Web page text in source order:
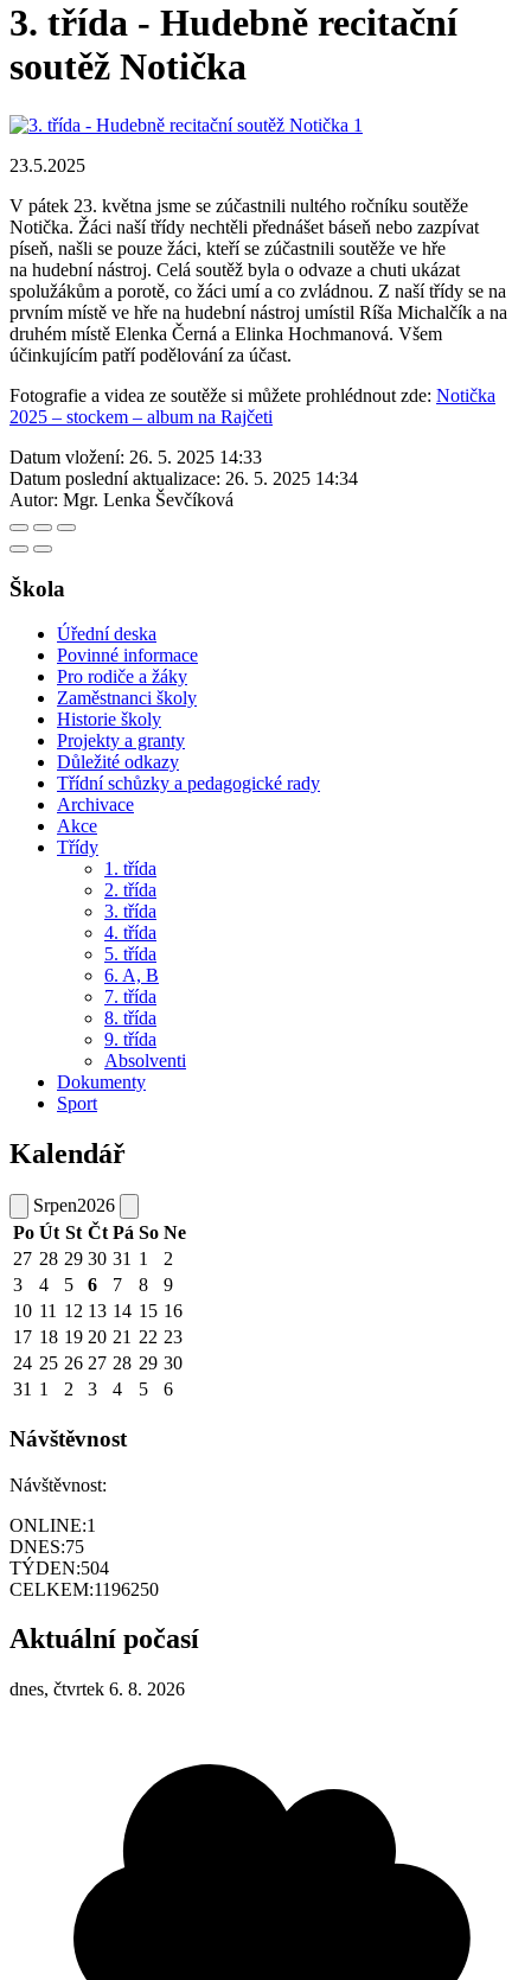
3. třída - Hudebně recitační
soutěž Notička
23.5.2025
V pátek 23. května jsme se zúčastnili nultého ročníku soutěže
Notička. Žáci naší třídy nechtěli přednášet báseň nebo zazpívat
píseň, našli se pouze žáci, kteří se zúčastnili soutěže ve hře
na hudební nástroj. Celá soutěž byla o odvaze a chuti ukázat
spolužákům a porotě, co žáci umí a co zvládnou. Z naší třídy se na
prvním místě ve hře na hudební nástroj umístil Ríša Michalčík a na
druhém místě Elenka Černá a Elinka Hochmanová. Všem
účinkujícím patří podělování za účast.
Fotografie a videa ze soutěže si můžete prohlédnout zde: Notička
2025 – stockem – album na Rajčeti
Datum vložení: 26. 5. 2025 14:33
Datum poslední aktualizace: 26. 5. 2025 14:34
Autor: Mgr. Lenka Ševčíková
Škola
Úřední deska
Povinné informace
Pro rodiče a žáky
Zaměstnanci školy
Historie školy
Projekty a granty
Důležité odkazy
Třídní schůzky a pedagogické rady
Archivace
Akce
Třídy
1. třída
2. třída
3. třída
4. třída
5. třída
6. A, B
7. třída
8. třída
9. třída
Absolventi
Dokumenty
Sport
Kalendář
Srpen2026
Po Út St Čt Pá So Ne
27 28 29 30 31 1
2
3
4 5 6 7 8
9
10 11 12 13 14 15 16
17 18 19 20 21 22 23
24 25 26 27 28 29 30
31 1 2 3 4 5 6
Návštěvnost
Návštěvnost:
ONLINE:1
DNES:75
TÝDEN:504
CELKEM:1196250
Aktuální počasí
dnes, čtvrtek 6. 8. 2026